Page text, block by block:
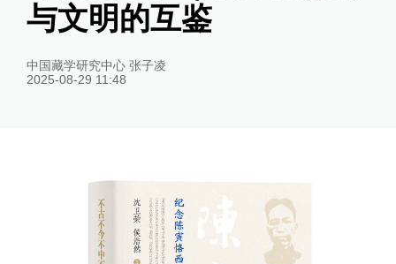
与文明的互鉴
中国藏学研究中心 张子凌
2025-08-29 11:48